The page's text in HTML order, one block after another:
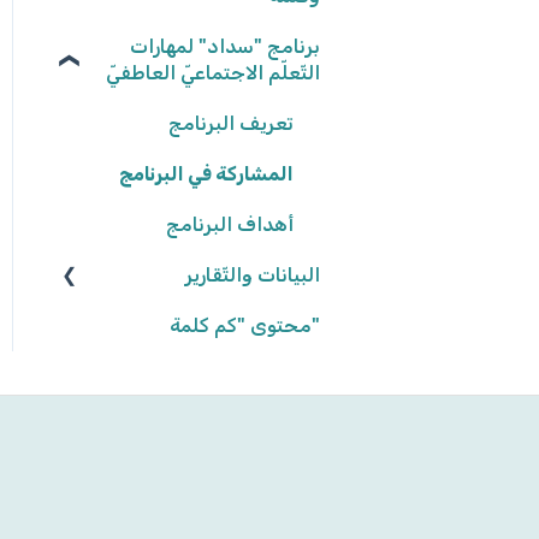
نكتب الواقع، نحلّق في
الخيال ٢٠٢٥/٢٠٢٦
كواكب سيّارة ٢٠٢٤/٢٠٢٥
كواكب سيّارة ٢٠٢٣/٢٠٢٤
إنّها تمطر آراء وحقائق!
برنامج "سداد" لمهارات
التّعلّم الاجتماعيّ العاطفيّ
تعريف البرنامج
المشاركة في البرنامج
أهداف البرنامج
البيانات والتّقارير
بيانات وتقارير التّلاميذ
"محتوى "كم كلمة